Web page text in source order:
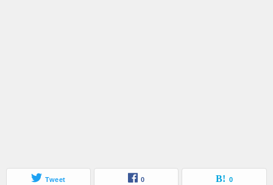
Tweet 0 0